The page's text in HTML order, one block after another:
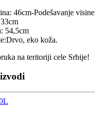
46cm-Podešavanje visine
54,5cm
eko koža.
na teritoriji cele Srbije!